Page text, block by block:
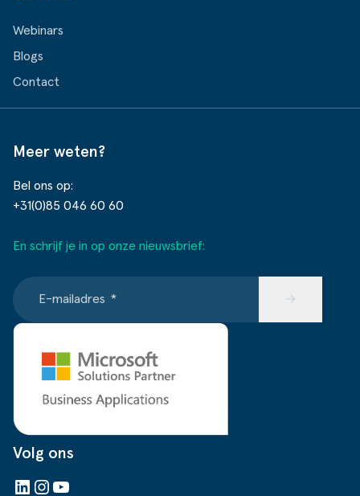
Webinars
Blogs
Contact
Meer weten?
Bel ons op:
+31(0)85 046 60 60
En schrijf je in op onze nieuwsbrief:
E-mailadres * →
Volg ons
LinkedIn
Instagram
YouTube